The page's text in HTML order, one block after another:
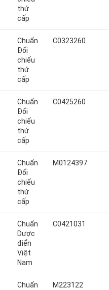
thứ
cấp
Chuẩn
Đối
chiếu
thứ
cấp
C0323260
Chuẩn
Đối
chiếu
thứ
cấp
C0425260
Chuẩn
Đối
chiếu
thứ
cấp
M0124397
Chuẩn
Dược
điển
Việt
Nam
C0421031
Chuẩn
M223122